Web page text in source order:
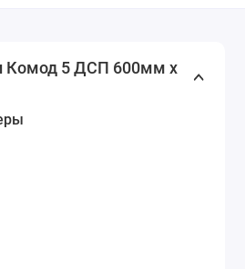
Комод 5 ДСП 600мм x